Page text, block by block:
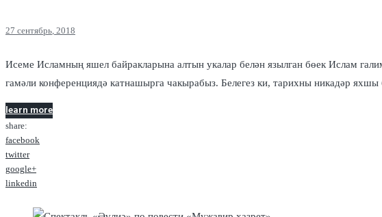
27 сентябрь, 2018
Исеме Исламның яшел байракларына алтын укалар белән язылган бөек Ислам
гамәли конференциядә катнашырга чакырабыз. Белегез ки, тарихны никадәр яхшы
learn more
share:
facebook
twitter
google+
linkedin